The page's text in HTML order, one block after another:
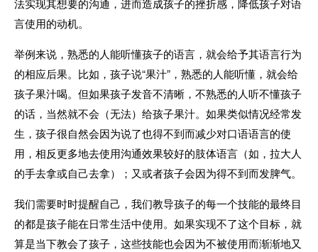
法实现其想要的沟通，进而造成孩子的挫折感，降低孩子对语
言使用的动机。
举例来说，熟悉的人能听懂孩子的语言，就会给予其语言行为
的相应后果。比如，孩子说“果汁”，熟悉的人能听懂，就会给
孩子果汁喝。但如果孩子发音不清晰，不熟悉的人听不懂孩子
的话，当然就不会（无法）给孩子果汁。如果类似情况经常发
生，孩子很自然会因为说了也得不到而减少对口语语言的使
用，相反更多地去使用沟通效果较好的肢体语言（如，拉大人
的手去拿或自己去拿）；又或者孩子会因为得不到而发脾气。
我们需要时时提醒自己，我们教导孩子的每一个技能的最终目
的都是孩子能在日常生活中使用。如果实现不了这个目标，就
算是当下教会了孩子，这些技能也会因为不被使用而渐渐地又